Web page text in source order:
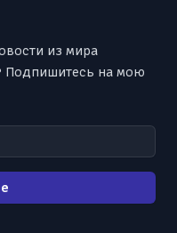
из мира
Подпишитесь на мою